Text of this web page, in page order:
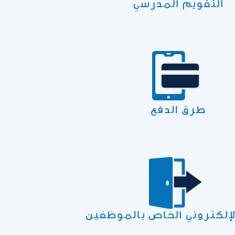
التقويم المدرسي
طرق الدفع
الإلكتروني الخاص بالموظفين